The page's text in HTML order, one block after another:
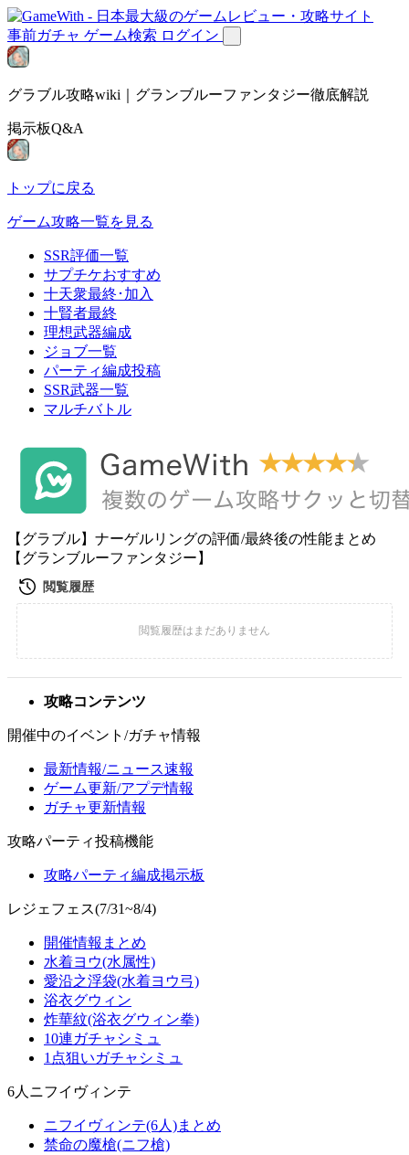
事前ガチャ ゲーム検索 ログイン
グラブル攻略wiki｜グランブルーファンタジー徹底解説
掲示板Q&A
トップに戻る
ゲーム攻略一覧を見る
SSR評価一覧
サプチケおすすめ
十天衆最終･加入
十賢者最終
理想武器編成
ジョブ一覧
パーティ編成投稿
SSR武器一覧
マルチバトル
【グラブル】ナーゲルリングの評価/最終後の性能まとめ
【グランブルーファンタジー】
攻略コンテンツ
開催中のイベント/ガチャ情報
最新情報/ニュース速報
ゲーム更新/アプデ情報
ガチャ更新情報
攻略パーティ投稿機能
攻略パーティ編成掲示板
レジェフェス(7/31~8/4)
開催情報まとめ
水着ヨウ(水属性)
愛沿之浮袋(水着ヨウ弓)
浴衣グウィン
炸華紋(浴衣グウィン拳)
10連ガチャシミュ
1点狙いガチャシミュ
6人ニフイヴィンテ
ニフイヴィンテ(6人)まとめ
禁命の魔槍(ニフ槍)